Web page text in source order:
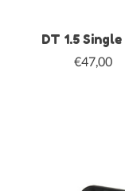
DT 1.5
€47,00